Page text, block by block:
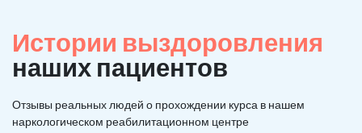
Истории выздоровления
наших пациентов
Отзывы реальных людей о прохождении курса в нашем
наркологическом реабилитационном центре